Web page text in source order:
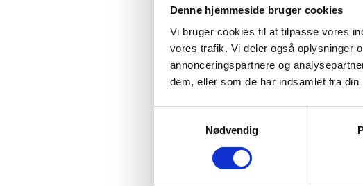
Denne hjemmeside bruger cookies
Vi bruger cookies til at tilpasse vores
vores trafik. Vi deler også oplysninger
annonceringspartnere og
dem, eller som de har indsamlet fra din
Nødvendig
DKK 800.00
DKK 1,000.00 inc. VAT
In stock
Min. purchase of